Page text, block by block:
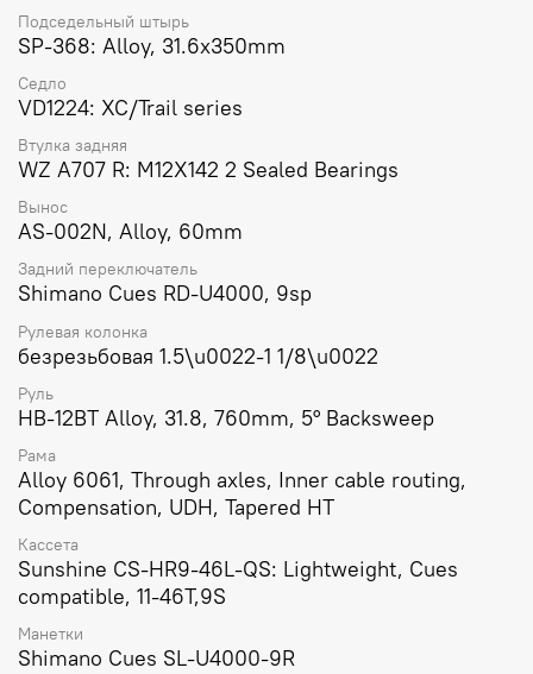
Подседельный штырь
SP-368: Alloy, 31.6x350mm
Седло
VD1224: XC/Trail series
Втулка задняя
WZ A707 R: M12X142 2 Sealed Bearings
Вынос
AS-002N, Alloy, 60mm
Задний переключатель
Shimano Cues RD-U4000, 9sp
Рулевая колонка
безрезьбовая 1.5\u0022-1 1/8\u0022
Руль
HB-12BT Alloy, 31.8, 760mm, 5° Backsweep
Рама
Alloy 6061, Through axles, Inner cable routing,
Compensation, UDH, Tapered HT
Кассета
Sunshine CS-HR9-46L-QS: Lightweight, Cues
compatible, 11-46T,9S
Манетки
Shimano Cues SL-U4000-9R